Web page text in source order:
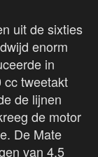
uit de sixties
enorm
in
cc tweetakt
de lijnen
de motor
De Mate
van 4,5